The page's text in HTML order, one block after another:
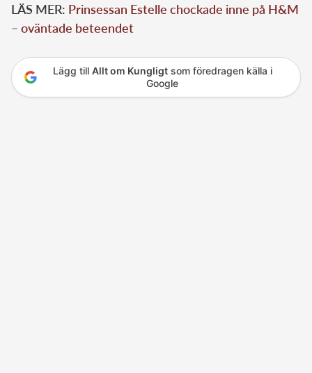
LÄS MER: Prinsessan Estelle chockade inne på H&M
– oväntade beteendet
Lägg till Allt om Kungligtsom föredragen källa i
Google